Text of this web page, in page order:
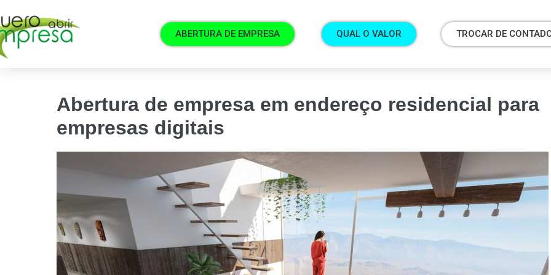
ABERTURA DE EMPRESA QUAL O VALOR TROCAR DE
Abertura de empresa em endereço residencial para
empresas digitais